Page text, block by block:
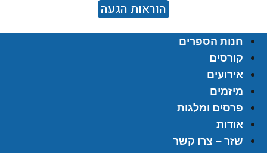
הוראות הגעה
חנות הספרים
קורסים
אירועים
מיזמים
פרסים ומלגות
אודות
שזר – צרו קשר